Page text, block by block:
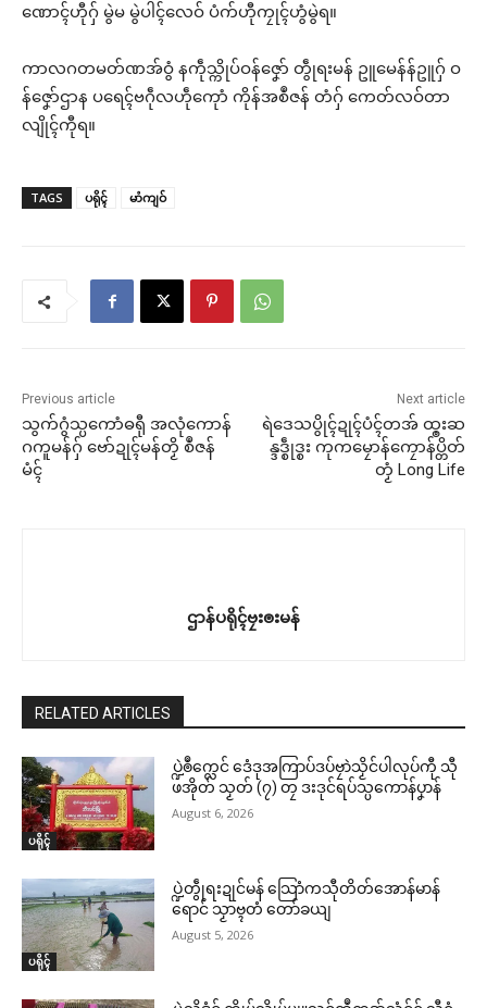
ဏောၚ်ဟီုဂှ် မွဲမ မွဲပါၚ်လေဝ် ပံက်ဟီုကၠုၚ်ဟွံမွဲရ။
ကာလဂတမတ်ဏအ်ဝွံ နကဵုသ္ကိုပ်ဝန်ဇၞော် တွဵုရးမန် ဥူမေန်န်ဥူဂှ် ဝ
န်ဇၞော်ဌာန ပရေၚ်ဗဂဵုလဟဵုကေုာံ ကိုန်အစဳဇန် တံဂှ် ကေတ်လဝ်တာ
လျိုၚ်ကီုရ။
TAGS ပရိုၚ် မာံကျဝ်
Previous article
သွက်ဂွံသ္ပကောံဓရီု အလုံကောန်
ဂကူမန်ဂှ် ဗော်ဍုၚ်မန်တၟိ စဳဇန်
မံၚ်
Next article
ရဲဒေသပွိုၚ်ဍုၚ်ပံၚ်တအ် ထ္ၜးဆ
န္ဒဒ္စဵုဒ္စး ကုကမၠောန်ကၠောန်ပ္တိတ်
တၟံ Long Life
ဌာန်ပရိုၚ်ဗၠးၜးမန်
RELATED ARTICLES
ပရိုၚ်
ပ္ဍဲၜဳက္လေင် ဒေံဒုအကြာပ်ဒပ်ဗၠာဲသၟိင်ပါလုပ်ကီု သီု
ဖအိုတ် သၟတ် (၇) တၠ ဒးဒုင်ရပ်သ္ပကောန်ပၞာန်
August 6, 2026
ပရိုၚ်
ပ္ဍဲတွဵုရးဍုင်မန် သြောံကသီုတိတ်အောန်မာန်
ရောင် သၟာဗ္ၚတံ တော်ခယျ
August 5, 2026